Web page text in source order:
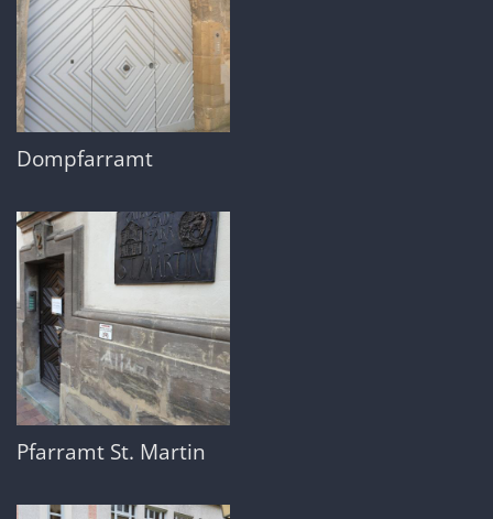
Dompfarramt
Pfarramt St. Martin